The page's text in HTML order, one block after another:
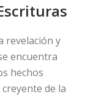
revelación y
encuentra
hechos
de la